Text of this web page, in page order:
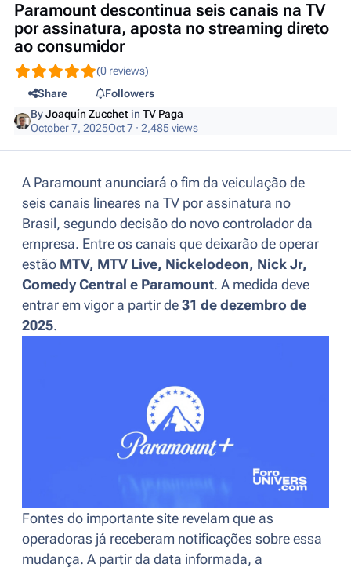
Paramount descontinua seis canais na TV
por assinatura, aposta no streaming direto
ao consumidor
(0 reviews)
Share
Followers
ByJoaquín Zucchet inTV Paga
October 7, 2025Oct 7 · 2,485 views
A Paramount anunciará o fim da veiculação de
seis canais lineares na TV por assinatura no
Brasil, segundo decisão do novo controlador da
empresa. Entre os canais que deixarão de operar
estão MTV, MTV Live, Nickelodeon, Nick Jr,
Comedy Central e Paramount. A medida deve
entrar em vigor a partir de 31 de dezembro de
2025.
Fontes do importante site revelam que as
operadoras já receberam notificações sobre essa
mudança. A partir da data informada, a